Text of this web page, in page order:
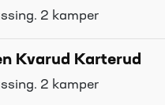
2 kamper
Kvarud Karterud
2 kamper